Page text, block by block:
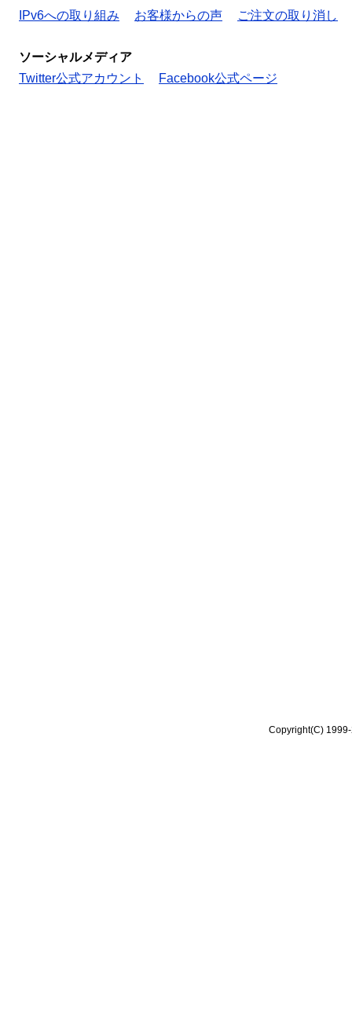
IPv6への取り組み
お客様からの声 ご注文の取り消し
ソーシャルメディア
Twitter公式アカウント
Facebook公式ページ
Copyright(C)